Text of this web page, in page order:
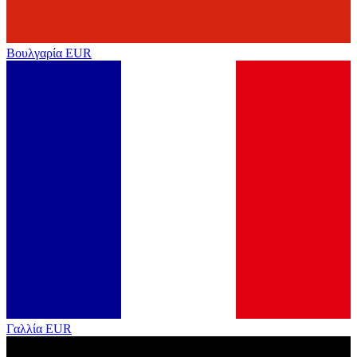
Βουλγαρία EUR
Γαλλία EUR